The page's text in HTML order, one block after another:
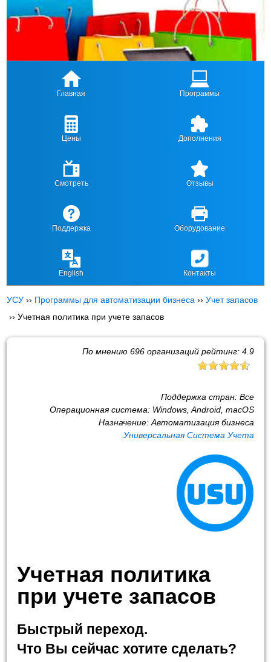
Главная Программы
Цены Дополнения
Смотреть Отзывы
Поддержка Оборудование
English Контакты
УСУ ›› Программы для автоматизации бизнеса ››Учет запасов
››Учетная политика при учете запасов
По мнению 696организаций рейтинг: 4.9
Поддержка стран: Все
Операционная система: Windows, Android, macOS
Назначение: Автоматизация бизнеса
Универсальная Система Учета
Учетная политика
при учете запасов
Быстрый переход.
Что Вы сейчас хотите сделать?